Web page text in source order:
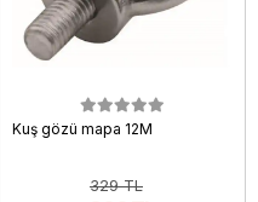
Kuş gözü mapa 12M
329 TL